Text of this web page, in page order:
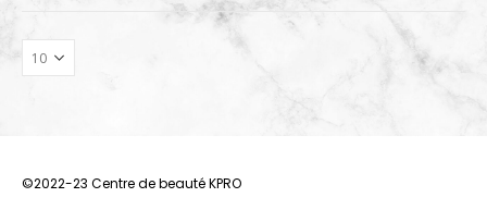
©2022-23 Centre de beauté KPRO